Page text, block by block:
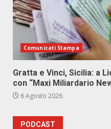
Comunicati Stampa
Gratta e Vinci, Sicilia: a
con “Maxi Miliardario
6 Agosto 2026
PODCAST